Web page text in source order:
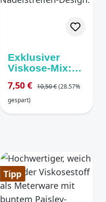
Exklusiver
Viskose-Mix:
lstreifen
Verkaufspreis:
7,50 € Regulärer Preis:
10,50 €(28.57%
gespart)
Tipp